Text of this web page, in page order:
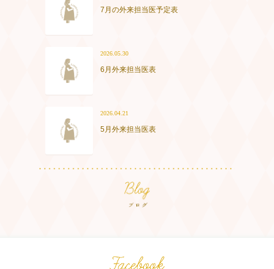
7月の外来担当医予定表
2026.05.30
6月外来担当医表
2026.04.21
5月外来担当医表